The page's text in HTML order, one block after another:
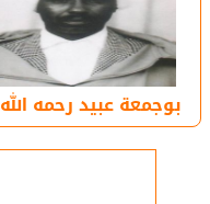
بوجمعة عبيد رحمه الله